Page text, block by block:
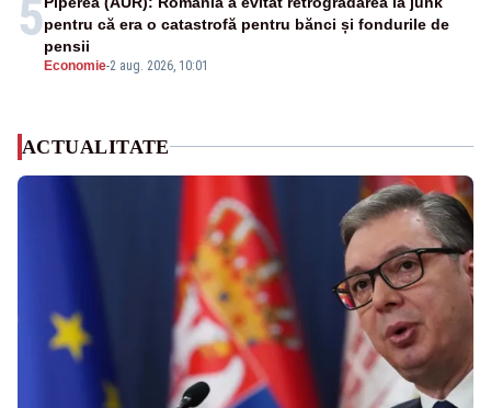
5
Economie-2 aug. 2026, 10:01
pentru că era o catastrofă pentru bănci și fondurile de
pensii
ACTUALITATE